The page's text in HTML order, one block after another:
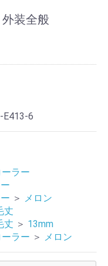
装全般
E413-6
ラー
＞
メロン
丈
丈 ＞ 13mm
ラー ＞ メロン